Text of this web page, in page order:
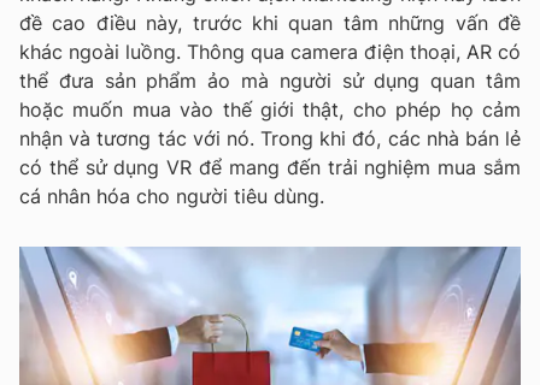
đề cao điều này, trước khi quan tâm những vấn đề
khác ngoài luồng. Thông qua camera điện thoại, AR có
thể đưa sản phẩm ảo mà người sử dụng quan tâm
hoặc muốn mua vào thế giới thật, cho phép họ cảm
nhận và tương tác với nó. Trong khi đó, các nhà bán lẻ
có thể sử dụng VR để mang đến trải nghiệm mua sắm
cá nhân hóa cho người tiêu dùng.